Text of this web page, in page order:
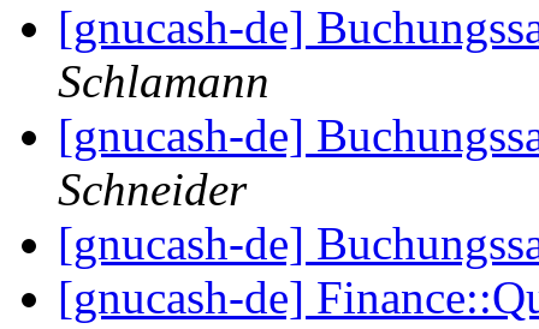
[gnucash-de]
Schlamann
[gnucash-de]
Schneider
[gnucash-de]
[gnucash-de]